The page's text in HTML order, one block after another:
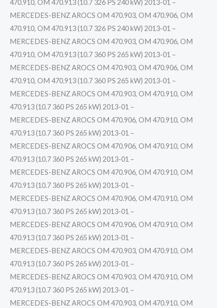
470.910, OM 470.913 (10.7 326 PS 240 kW) 2013-01 –
MERCEDES-BENZ AROCS OM 470.903, OM 470.906, OM
470.910, OM 470.913 (10.7 326 PS 240 kW) 2013-01 –
MERCEDES-BENZ AROCS OM 470.903, OM 470.906, OM
470.910, OM 470.913 (10.7 360 PS 265 kW) 2013-01 –
MERCEDES-BENZ AROCS OM 470.903, OM 470.906, OM
470.910, OM 470.913 (10.7 360 PS 265 kW) 2013-01 –
MERCEDES-BENZ AROCS OM 470.903, OM 470.910, OM
470.913 (10.7 360 PS 265 kW) 2013-01 –
MERCEDES-BENZ AROCS OM 470.906, OM 470.910, OM
470.913 (10.7 360 PS 265 kW) 2013-01 –
MERCEDES-BENZ AROCS OM 470.906, OM 470.910, OM
470.913 (10.7 360 PS 265 kW) 2013-01 –
MERCEDES-BENZ AROCS OM 470.906, OM 470.910, OM
470.913 (10.7 360 PS 265 kW) 2013-01 –
MERCEDES-BENZ AROCS OM 470.906, OM 470.910, OM
470.913 (10.7 360 PS 265 kW) 2013-01 –
MERCEDES-BENZ AROCS OM 470.906, OM 470.910, OM
470.913 (10.7 360 PS 265 kW) 2013-01 –
MERCEDES-BENZ AROCS OM 470.903, OM 470.910, OM
470.913 (10.7 360 PS 265 kW) 2013-01 –
MERCEDES-BENZ AROCS OM 470.903, OM 470.910, OM
470.913 (10.7 360 PS 265 kW) 2013-01 –
MERCEDES-BENZ AROCS OM 470.903, OM 470.910, OM